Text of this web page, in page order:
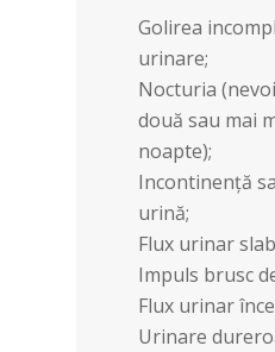
Golirea
urinare;
Nocturia
două sau mai
noapte);
Incontinență
urină;
Flux urinar
Impuls brusc
Flux urinar
Urinare